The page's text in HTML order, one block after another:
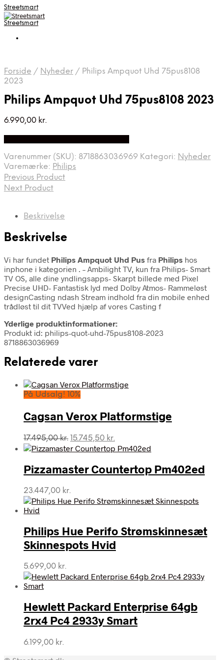
Streetsmart
Streetsmart
Forside / Nyheder / Philips Ampquot Uhd 75pus8108
2023
Philips Ampquot Uhd 75pus8108 2023
6.990,00 kr.
Varenummer (SKU): 8718863036969 Kategori: Nyheder
Varemærke: Philips
Previous Product
Next Product
Beskrivelse
Beskrivelse
Vi har fundet Philips Ampquot Uhd Pus fra Philips hos
inphone i kategorien . – Ambilight TV, kun fra Philips- Smart
TV OS, alle dine yndlingsapps- Skarpt billede med Pixel
Precise UHD- Fantastisk lyd med Dolby Atmos- Rammeløst
designCasting ndash Stream indhold fra din mobile enhed
trådløst til dit TVVed hjælp af vores Casting f
Yderlige produktinformationer:
Produkt id: philips-quot-uhd-75pus8108-2023
8718863036969
Relaterede varer
På Udsalg! 10%
Cagsan Verox Platformstige
17.495,00kr. Den
oprindelige
var:
17.495,00 kr..
15.745,50 kr.
aktuelle
er:
15.745,50 kr..
Pizzamaster Countertop Pm402ed
23.447,00 kr.
Philips Hue Perifo Strømskinnesæt
Skinnespots Hvid
5.699,00 kr.
Hewlett Packard Enterprise 64gb
2rx4 Pc4 2933y Smart
6.199,00 kr.